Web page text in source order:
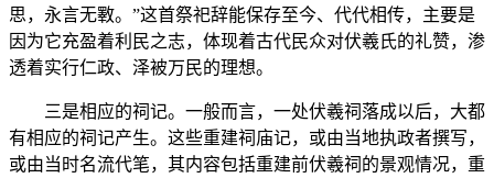
思，永言无斁。”这首祭祀辞能保存至今、代代相传，主要是
因为它充盈着利民之志，体现着古代民众对伏羲氏的礼赞，渗
透着实行仁政、泽被万民的理想。
三是相应的祠记。一般而言，一处伏羲祠落成以后，大都
有相应的祠记产生。这些重建祠庙记，或由当地执政者撰写，
或由当时名流代笔，其内容包括重建前伏羲祠的景观情况，重